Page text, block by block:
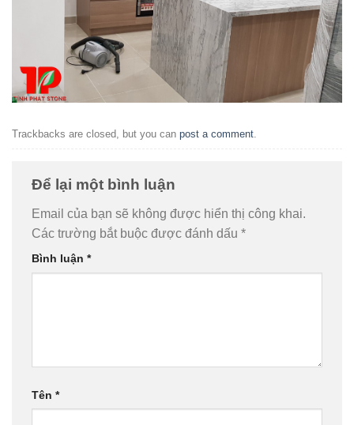
Trackbacks are closed, but you can post a comment.
Để lại một bình luận
Email của bạn sẽ không được hiển thị công khai.
Các trường bắt buộc được đánh dấu *
Bình luận *
Tên *